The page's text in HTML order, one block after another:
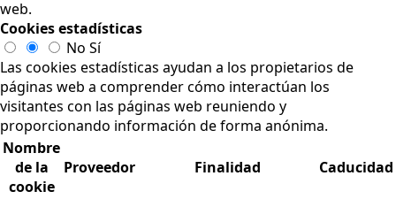
web.
Cookies estadísticas
No Sí
Las cookies estadísticas ayudan a los propietarios de
páginas web a comprender cómo interactúan los
visitantes con las páginas web reuniendo y
proporcionando información de forma anónima.
Nombre
de la
cookie
Proveedor Finalidad Caducidad